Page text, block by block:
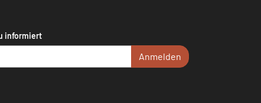
informiert
Anmelden